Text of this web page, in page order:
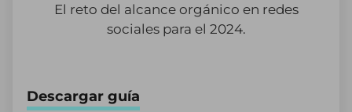
El reto del alcance orgánico en redes
sociales para el 2024.
Descargar guía